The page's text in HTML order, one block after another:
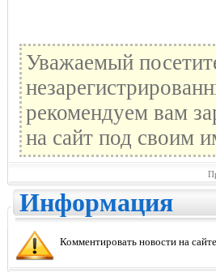
Уважаемый
рекомендуем вам
на сайт под своим
Информация
Комментировать новости на